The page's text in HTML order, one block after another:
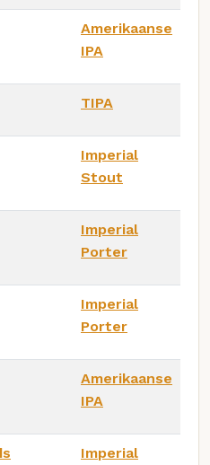
Amerikaanse
IPA
TIPA
Imperial
Stout
Imperial
Porter
Imperial
Porter
Amerikaanse
IPA
Imperial